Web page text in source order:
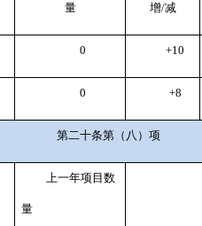
量 增/减
0 +10
0 +8
第二十条第（八）项
上一年项目数
量